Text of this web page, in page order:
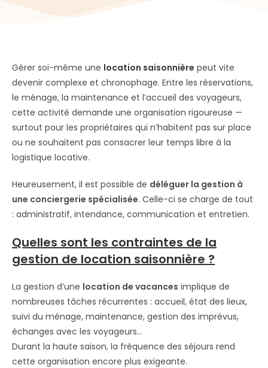
Gérer soi-même une location saisonnière peut vite
devenir complexe et chronophage. Entre les réservations,
le ménage, la maintenance et l’accueil des voyageurs,
cette activité demande une organisation rigoureuse —
surtout pour les propriétaires qui n’habitent pas sur place
ou ne souhaitent pas consacrer leur temps libre à la
logistique locative.
Heureusement, il est possible de déléguer la gestion à
une conciergerie spécialisée. Celle-ci se charge de tout
: administratif, intendance, communication et entretien.
Quelles sont les contraintes de la
gestion de location saisonnière ?
La gestion d’une location de vacances implique de
nombreuses tâches récurrentes : accueil, état des lieux,
suivi du ménage, maintenance, gestion des imprévus,
échanges avec les voyageurs…
Durant la haute saison, la fréquence des séjours rend
cette organisation encore plus exigeante.